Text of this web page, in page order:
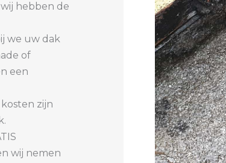
hebben de
we uw dak
of
een
zijn
wij nemen